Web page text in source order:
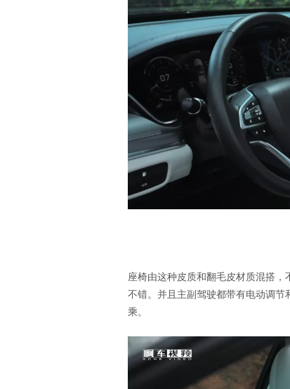
座椅由这种皮质和翻毛皮材质混搭
不错。并且主副驾驶都带有电动调
乘。